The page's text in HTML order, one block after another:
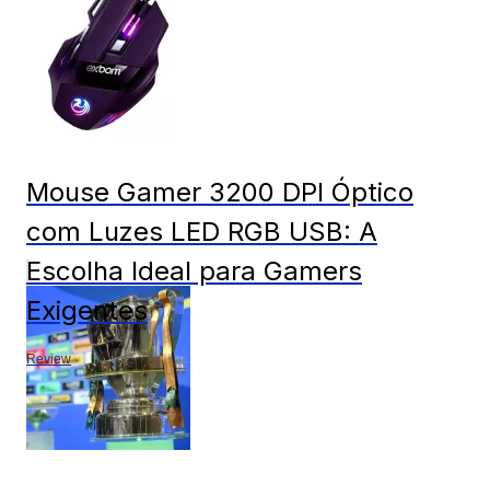
Mouse Gamer 3200 DPI Óptico
com Luzes LED RGB USB: A
Escolha Ideal para Gamers
Exigentes
Review